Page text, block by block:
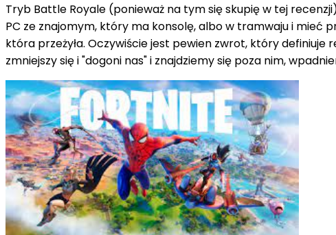
Tryb Battle Royale (ponieważ na tym się skupię w tej
PC ze znajomym, który ma konsolę, albo w tramwaju i mieć
która przeżyła. Oczywiście jest pewien zwrot, który
zmniejszy się i "dogoni nas" i znajdziemy się poza nim,